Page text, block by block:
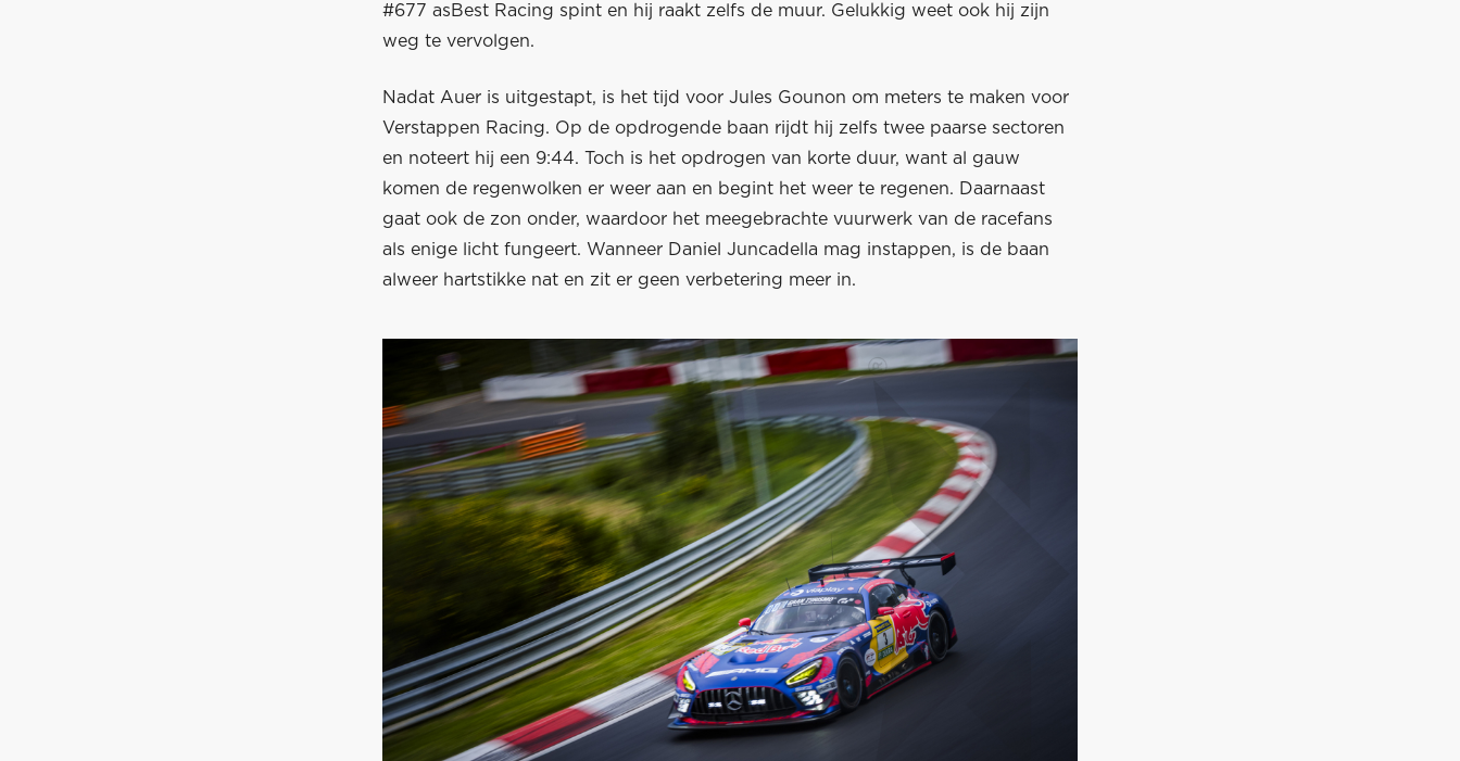
#677 asBest Racing spint en hij raakt zelfs de muur. Gelukkig weet ook hij zijn
weg te vervolgen.
Nadat Auer is uitgestapt, is het tijd voor Jules Gounon om meters te maken voor
Verstappen Racing. Op de opdrogende baan rijdt hij zelfs twee paarse sectoren
en noteert hij een 9:44. Toch is het opdrogen van korte duur, want al gauw
komen de regenwolken er weer aan en begint het weer te regenen. Daarnaast
gaat ook de zon onder, waardoor het meegebrachte vuurwerk van de racefans
als enige licht fungeert. Wanneer Daniel Juncadella mag instappen, is de baan
alweer hartstikke nat en zit er geen verbetering meer in.